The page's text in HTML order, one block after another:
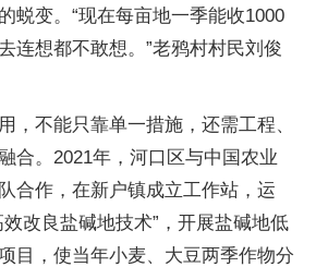
蜕变。“现在每亩地一季能收1000
连想都不敢想。”老鸦村村民刘俊
，不能只靠单一措施，还需工程、
合。2021年，河口区与中国农业
合作，在新户镇成立工作站，运
改良盐碱地技术”，开展盐碱地低
目，使当年小麦、大豆两季作物分